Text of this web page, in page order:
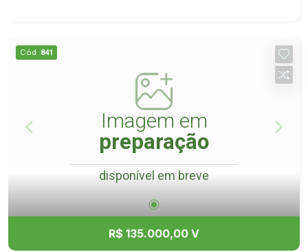
Cód. 841
Imagem em
preparação
disponível em breve
R$ 135.000,00 V